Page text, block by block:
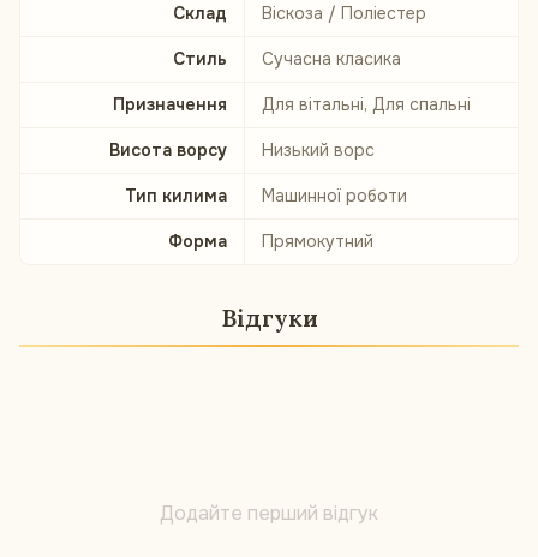
Склад Віскоза / Поліестер
Стиль Сучасна класика
Призначення Для вітальні, Для спальні
Висота ворсу Низький ворс
Тип килима Машинної роботи
Форма Прямокутний
Відгуки
Додайте перший відгук